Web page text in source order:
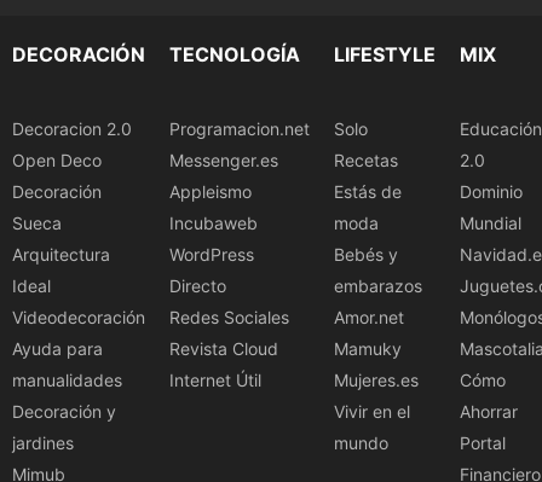
DECORACIÓN
Decoracion 2.0
Open Deco
Decoración
Sueca
Arquitectura
Ideal
Videodecoración
Ayuda para
manualidades
Decoración y
jardines
Mimub
TECNOLOGÍA
Programacion.net
Messenger.es
Appleismo
Incubaweb
WordPress
Directo
Redes Sociales
Revista Cloud
Internet Útil
LIFESTYLE
Solo
Recetas
Estás de
moda
Bebés y
embarazos
Amor.net
Mamuky
Mujeres.es
Vivir en el
mundo
MIX
Educación
2.0
Dominio
Mundial
Cómo
Ahorrar
Portal
Financiero